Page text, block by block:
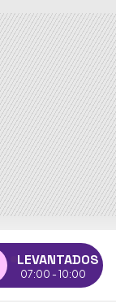
LEVANTADOS
07:00 - 10:00